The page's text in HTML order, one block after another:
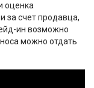
оценка
за счет продавца,
ин возможно
можно отдать